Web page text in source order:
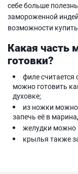
себе больше
замороженной
возможности
Какая часть
готовки?
филе
можно готовить
духовке;
из ножки
запечь её в
желудки можно
крылья также